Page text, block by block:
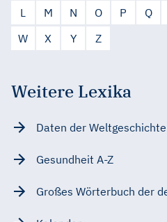
L
M N O P Q
W
X Y Z
Weitere Lexika
Daten der Weltgeschichte
Gesundheit A-Z
Großes Wörterbuch der